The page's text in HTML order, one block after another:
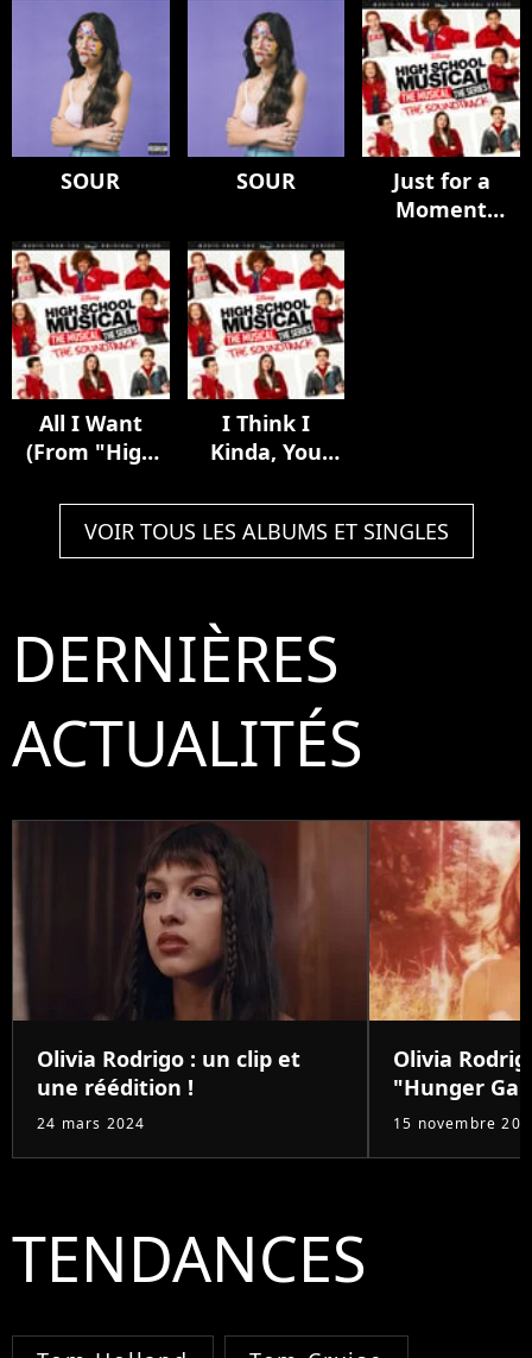
Live From
Glastonbury
(A BBC
Recording)
Songbirds &
Snakes (Music
From &
Inspired By)
Musical: The
Series
SOUR SOUR
Just for a
Moment
All I Want
(From "High
Musical: The
Musical: The
Series")
I Think I
Kinda, You
"High School
Musical: The
Musical: The
VOIR TOUS LES ALBUMS ET SINGLES
DERNIÈRES
ACTUALITÉS
Olivia Rodrigo : un clip et
une réédition !
24 mars 2024
Olivia
"Hunger
15 novembre
TENDANCES